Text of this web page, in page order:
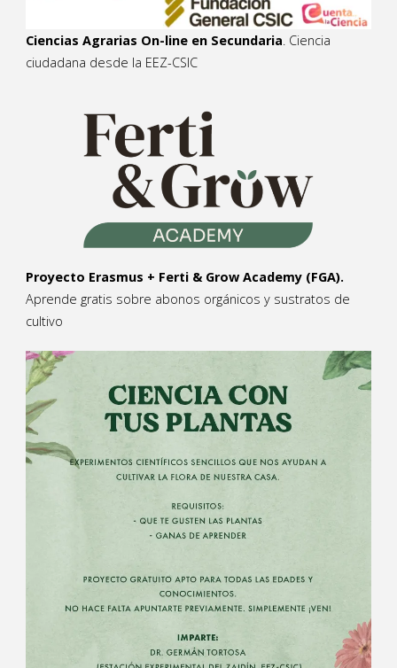
Ciencias Agrarias On-line en Secundaria. Ciencia
ciudadana desde la EEZ-CSIC
Proyecto Erasmus + Ferti & Grow Academy (FGA).
Aprende gratis sobre abonos orgánicos y sustratos de
cultivo